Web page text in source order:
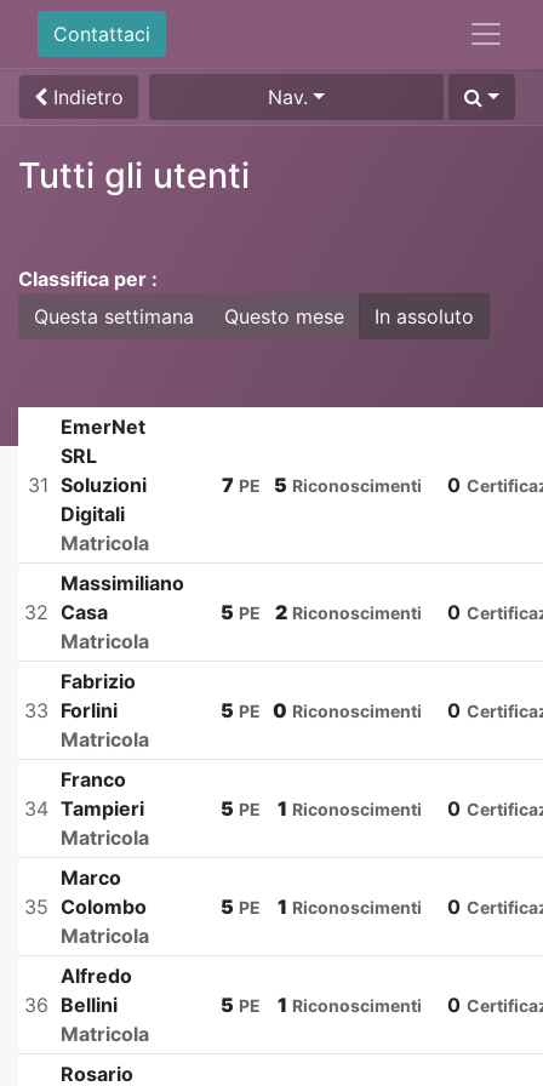
Contattaci
Indietro Nav.
Tutti gli utenti
Classifica per :
Questa settimana
Questo mese In assoluto
31
EmerNet
SRL
Soluzioni
Digitali
Matricola
7 PE 5 Riconoscimenti 0
32
Massimiliano
Casa
Matricola
5 PE 2 Riconoscimenti 0
33
Fabrizio
Forlini
Matricola
5 PE 0 Riconoscimenti 0
34
Franco
Tampieri
Matricola
5 PE 1 Riconoscimenti 0
35
Marco
Colombo
Matricola
5 PE 1 Riconoscimenti 0
36
Alfredo
Bellini
Matricola
5 PE 1 Riconoscimenti 0
Rosario